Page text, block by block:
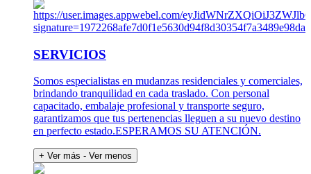
SERVICIOS
Somos especialistas en mudanzas residenciales y comerciales,
brindando tranquilidad en cada traslado. Con personal
capacitado, embalaje profesional y transporte seguro,
garantizamos que tus pertenencias lleguen a su nuevo destino
en perfecto estado.ESPERAMOS SU ATENCIÓN.
+ Ver más - Ver menos